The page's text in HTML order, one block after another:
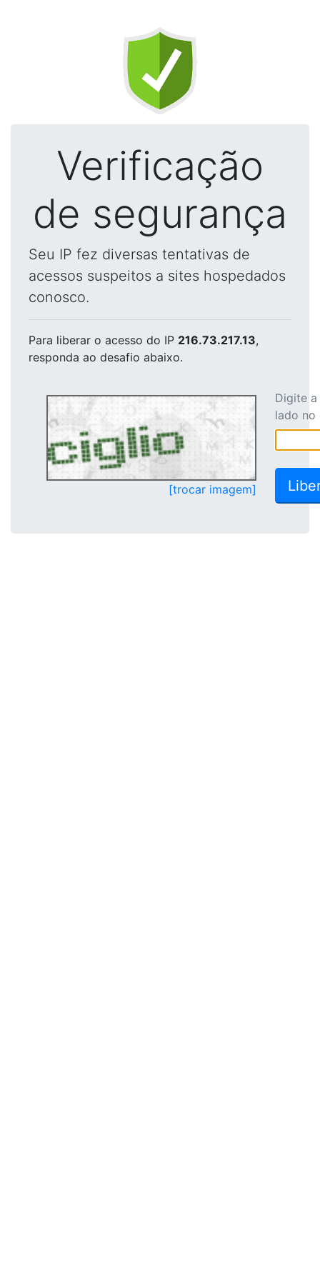
Verificação
de segurança
Seu IP fez diversas tentativas de
acessos suspeitos a sites hospedados
conosco.
Para liberar o acesso do IP 216.73.217.13,
responda ao desafio abaixo.
[trocar imagem]
Digite
lado no